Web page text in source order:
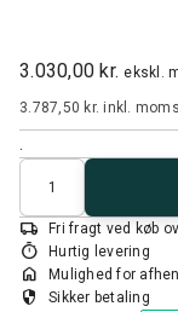
3.030,00 kr. ekskl.
3.787,50 kr.inkl. moms
Antal
local_shipping Fri fragt ved køb
timer Hurtig levering
home Mulighed for
security Sikker betaling